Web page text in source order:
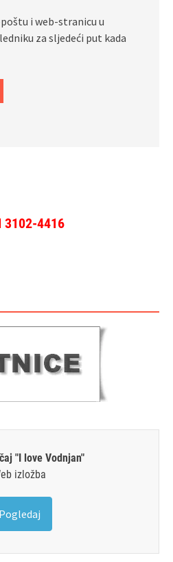
i web-stranicu u
za sljedeći put kada
3102-4416
"I love Vodnjan"
izložba
Pogledaj